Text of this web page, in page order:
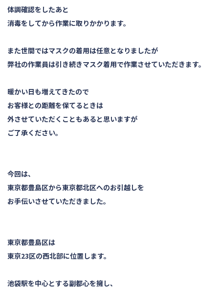
体調確認をしたあと
消毒をしてから作業に取りかかります。
また世間ではマスクの着用は任意となりましたが
弊社の作業員は引き続きマスク着用で作業させていただきます。
暖かい日も増えてきたので
お客様との距離を保てるときは
外させていただくこともあると思いますが
ご了承ください。
今回は、
東京都豊島区から東京都北区へのお引越しを
お手伝いさせていただきました。
東京都豊島区は
東京23区の西北部に位置します。
池袋駅を中心とする副都心を擁し、